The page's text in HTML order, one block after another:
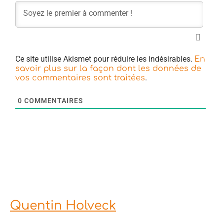
Ce site utilise Akismet pour réduire les indésirables. En
savoir plus sur la façon dont les données de
vos commentaires sont traitées.
0 COMMENTAIRES
Quentin Holveck